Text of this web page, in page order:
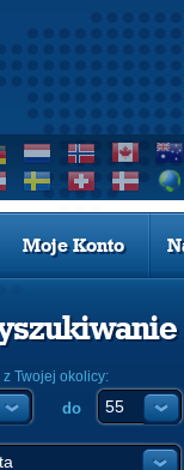
Moje Konto
Twojej okolicy:
do